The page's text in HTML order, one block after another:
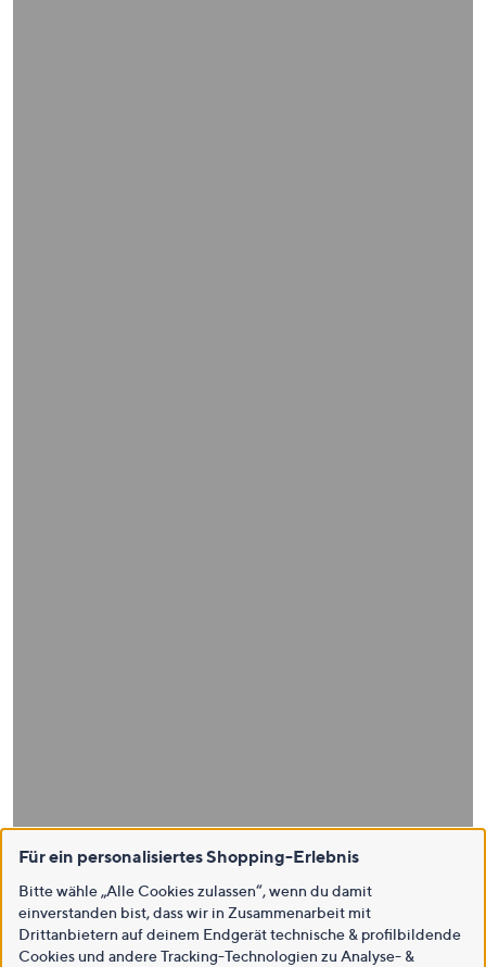
Für ein personalisiertes Shopping-Erlebnis
Bitte wähle „Alle Cookies zulassen“, wenn du damit
einverstanden bist, dass wir in Zusammenarbeit mit
Drittanbietern auf deinem Endgerät technische & profilbildende
Cookies und andere Tracking-Technologien zu Analyse- &